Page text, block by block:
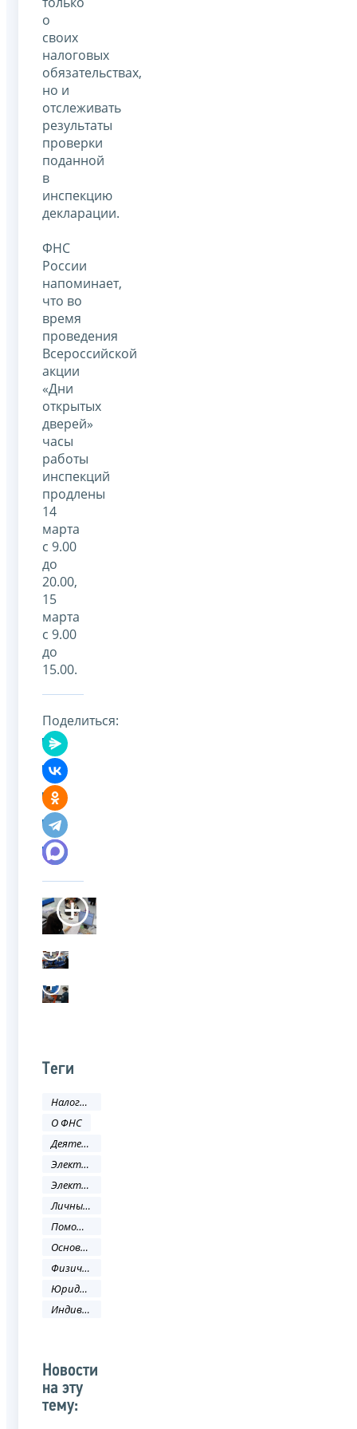
о
своих
налоговых
обязательствах,
но и
отслеживать
результаты
проверки
поданной
в
инспекцию
декларации.
ФНС
России
напоминает,
что во
время
проведения
Всероссийской
акции
«Дни
открытых
дверей»
часы
работы
инспекций
продлены
14
марта
с 9.00
до
20.00,
15
марта
с 9.00
до
15.00.
Поделиться:
Теги
Налоги и сборы
О ФНС
Деятельность ФНС
Электронные услуги
Электронные сервисы
Личный кабинет
Помощь налогоплательщику
Основные направления деятельности
Физическое лицо
Юридическое лицо
Индивидуальный предприниматель
Новости
на эту
тему: